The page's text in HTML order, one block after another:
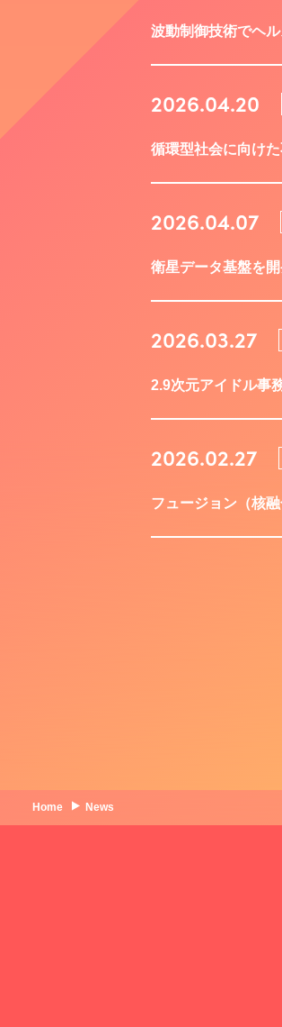
波動制御技術でヘ
2026.04.20
循環型社会に向け
2026.04.07
衛星データ基盤を
2026.03.27
2.9次元アイドル事
2026.02.27
フュージョン（核
Home News